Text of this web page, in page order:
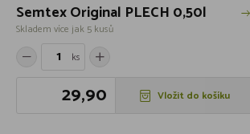
Semtex Original PLECH 0,50l
Skladem více jak 5 kusů
ks
29,90 Vložit do košíku